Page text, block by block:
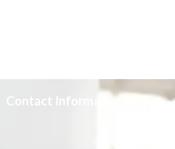
Contact Information